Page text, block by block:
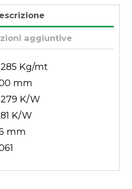
aggiuntive
Kg/mt
mm
K/W
K/W
mm